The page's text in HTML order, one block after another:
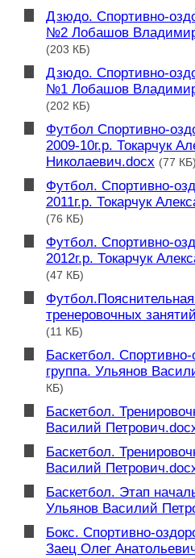
Дзюдо. Спортивно-
№2 Лобашов
(203 КБ)
Дзюдо. Спортивно-
№1 Лобашов
(202 КБ)
Футбол Спортивно-
2009-10г.р. Токарчук
Николаевич.docx (77 КБ)
Футбол. Спортивно-
2011г.р. Токарчук
(76 КБ)
Футбол. Спортивно-
2012г.р. Токарчук
(47 КБ)
тренеровочных
(11 КБ)
Баскетбол.
группа. Ульянов
КБ)
Баскетбол.
Василий
Баскетбол.
Василий
Баскетбол. Этап
Ульянов Василий
Бокс. Спортивно-
Заец Олег